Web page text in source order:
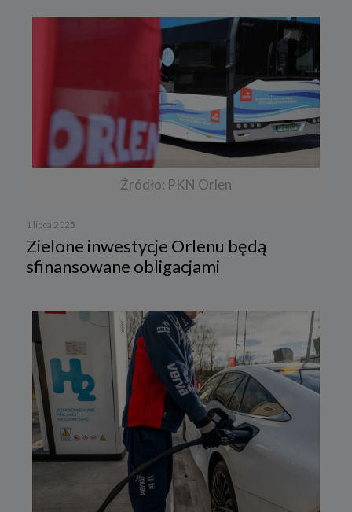
Źródło: PKN Orlen
1 lipca 2025
Zielone inwestycje Orlenu będą
sfinansowane obligacjami